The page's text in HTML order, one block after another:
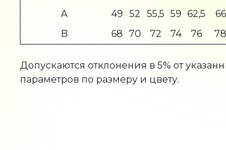
A 49 52 55,5 59 62,5 66
B
68 70 72 74 76 78
Допускаются отклонения в 5% от
параметров по размеру и цвету.